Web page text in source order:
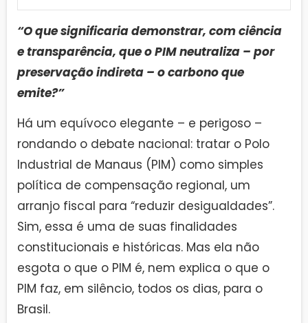
“O que significaria demonstrar, com ciência
e transparência, que o PIM neutraliza – por
preservação indireta – o carbono que
emite?”
Há um equívoco elegante – e perigoso –
rondando o debate nacional: tratar o Polo
Industrial de Manaus (PIM) como simples
política de compensação regional, um
arranjo fiscal para “reduzir desigualdades”.
Sim, essa é uma de suas finalidades
constitucionais e históricas. Mas ela não
esgota o que o PIM é, nem explica o que o
PIM faz, em silêncio, todos os dias, para o
Brasil.